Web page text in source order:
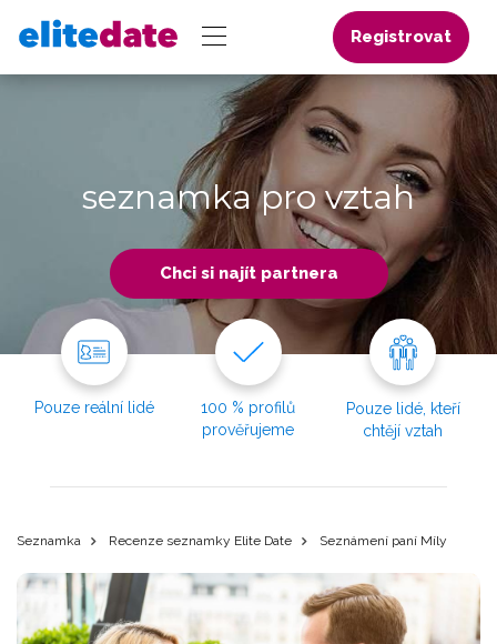
Registrovat
seznamka pro vztah
Chci si najít partnera
Pouze reální lidé
100 % profilů
prověřujeme
Pouze lidé, kteří
chtějí vztah
Seznamka Recenze seznamky Elite Date Seznámení paní Míly